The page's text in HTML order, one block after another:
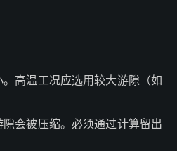
高温工况应选用较大游隙（如
会被压缩。必须通过计算留出